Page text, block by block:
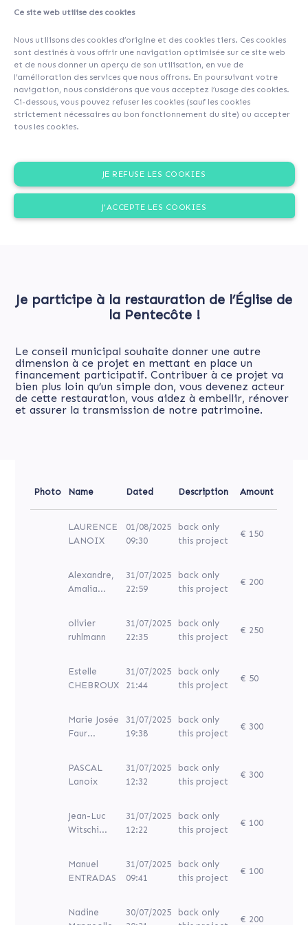
Ce site web utilise des cookies
Nous utilisons des cookies d’origine et des cookies tiers. Ces cookies
sont destinés à vous offrir une navigation optimisée sur ce site web
et de nous donner un aperçu de son utilisation, en vue de
l’amélioration des services que nous offrons. En poursuivant votre
navigation, nous considérons que vous acceptez l’usage des cookies.
Ci-dessous, vous pouvez refuser les cookies (sauf les cookies
strictement nécessaires au bon fonctionnement du site) ou accepter
tous les cookies.
JE REFUSE LES COOKIES
J'ACCEPTE LES COOKIES
Je participe à la restauration de l’Église de
la Pentecôte !
Le conseil municipal souhaite donner une autre
dimension à ce projet en mettant en place un
financement participatif. Contribuer à ce projet va
bien plus loin qu’un simple don, vous devenez acteur
de cette restauration, vous aidez à embellir, rénover
et assurer la transmission de notre patrimoine.
Photo Name Dated Description Amount
LAURENCE
LANOIX
01/08/2025
09:30
back only
this project
€ 150
Alexandre,
Amalia...
31/07/2025
22:59
back only
this project
€ 200
olivier
ruhlmann
31/07/2025
22:35
back only
this project
€ 250
Estelle
CHEBROUX
31/07/2025
21:44
back only
this project
€ 50
Marie Josée
Faur...
31/07/2025
19:38
back only
this project
€ 300
PASCAL
Lanoix
31/07/2025
12:32
back only
this project
€ 300
Jean-Luc
Witschi...
31/07/2025
12:22
back only
this project
€ 100
Manuel
ENTRADAS
31/07/2025
09:41
back only
this project
€ 100
Nadine
30/07/2025
back only
€ 200